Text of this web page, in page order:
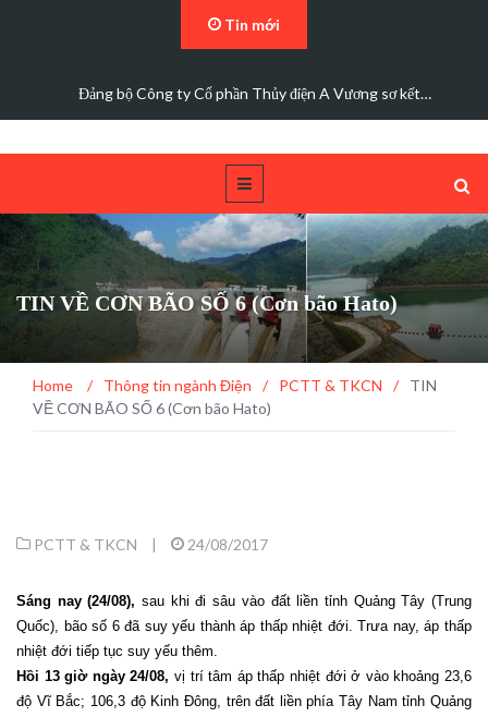
Tin mới
Đảng bộ Công ty Cổ phần Thủy điện A Vương sơ kết…
TIN VỀ CƠN BÃO SỐ 6 (Cơn bão Hato)
Home / Thông tin ngành Điện / PCTT & TKCN /
TIN
VỀ CƠN BÃO SỐ 6 (Cơn bão Hato)
PCTT & TKCN | 24/08/2017
Sáng nay (24/08), sau khi đi sâu vào đất liền tỉnh Quảng Tây (Trung
Quốc), bão số 6 đã suy yếu thành áp thấp nhiệt đới. Trưa nay, áp thấp
nhiệt đới tiếp tục suy yếu thêm.
Hồi 13 giờ ngày 24/08, vị trí tâm áp thấp nhiệt đới ở vào khoảng 23,6
độ Vĩ Bắc; 106,3 độ Kinh Đông, trên đất liền phía Tây Nam tỉnh Quảng